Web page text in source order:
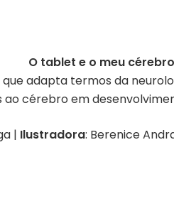
O tablet e o meu cérebro
adapta termos da
cérebro em
| Ilustradora: Berenice